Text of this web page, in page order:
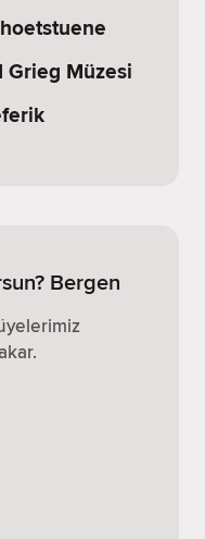
Grieg Müzesi
Bergen